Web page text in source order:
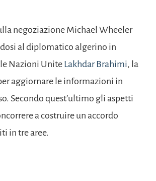
negoziazione Michael Wheeler
al diplomatico algerino in
Nazioni Unite Lakhdar Brahimi, la
aggiornare le informazioni in
Secondo quest’ultimo gli aspetti
a costruire un accordo
in tre aree.